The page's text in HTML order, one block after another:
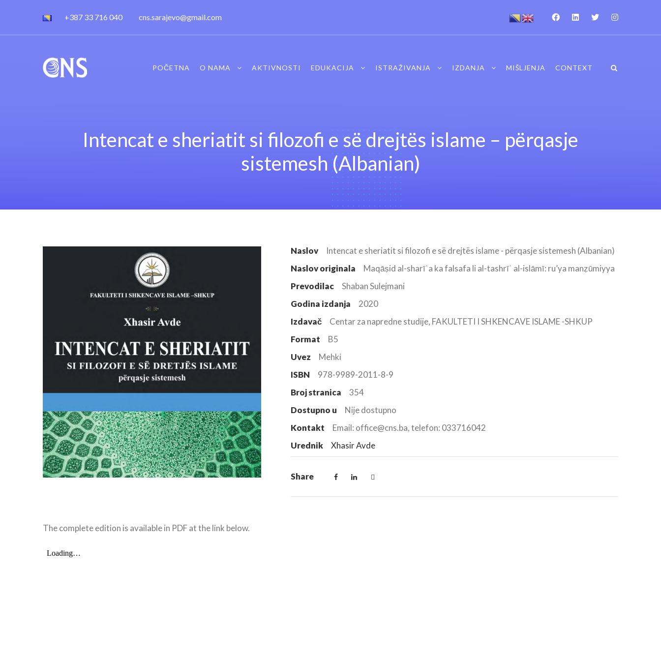
+387 33 716 040 cns.sarajevo@gmail.com
POČETNA O NAMA AKTIVNOSTI EDUKACIJA ISTRAŽIVANJA IZDANJA MIŠLJENJA CONTEXT
Intencat e sheriatit si filozofi e së drejtës islame – përqasje
sistemesh (Albanian)
Naslov
Intencat e sheriatit si filozofi e së drejtës islame - përqasje sistemesh (Albanian)
Naslov originala
Maqāṣid al-sharīʿa ka falsafa li al-tashrīʿ al-islāmī: ru’ya manẓūmiyya
Prevodilac
Shaban Sulejmani
Godina izdanja
2020
Izdavač
Centar za napredne studije, FAKULTETI I SHKENCAVE ISLAME -SHKUP
Format
B5
Uvez
Mehki
ISBN
978-9989-2011-8-9
Broj stranica
354
Dostupno u
Nije dostupno
Kontakt
Email: office@cns.ba, telefon: 033716042
Urednik
Xhasir Avde
Share
The complete edition is available in PDF at the link below.